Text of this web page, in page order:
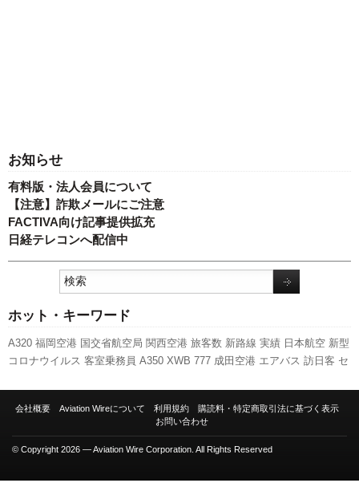
お知らせ
有料版・法人会員について
【注意】詐欺メールにご注意
FACTIVA向け記事提供拡充
日経テレコンへ配信中
ホット・キーワード
A320 福岡空港 国交省航空局 関西空港 旅客数 新路線 実績 日本航空 新型
コロナウイルス 客室乗務員 A350 XWB 777 成田空港 エアバス 訪日客 セ
ーイング
新千歳空港 ANAホールディングス LCC 伊丹空港 737NG 航空貨
会社概要 Aviation Wireについて 利用規約
購読料・特定商取引法に基づく表示
お問い合わせ
© Copyright 2026 — Aviation Wire Corporation. All Rights Reserved